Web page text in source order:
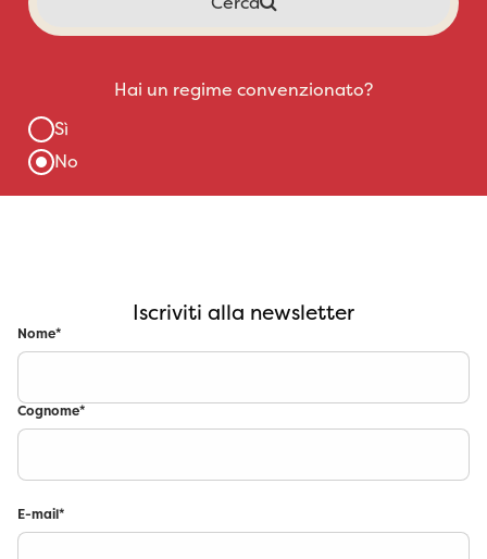
Iscriviti alla newsletter
Nome*
Cognome*
E-mail*